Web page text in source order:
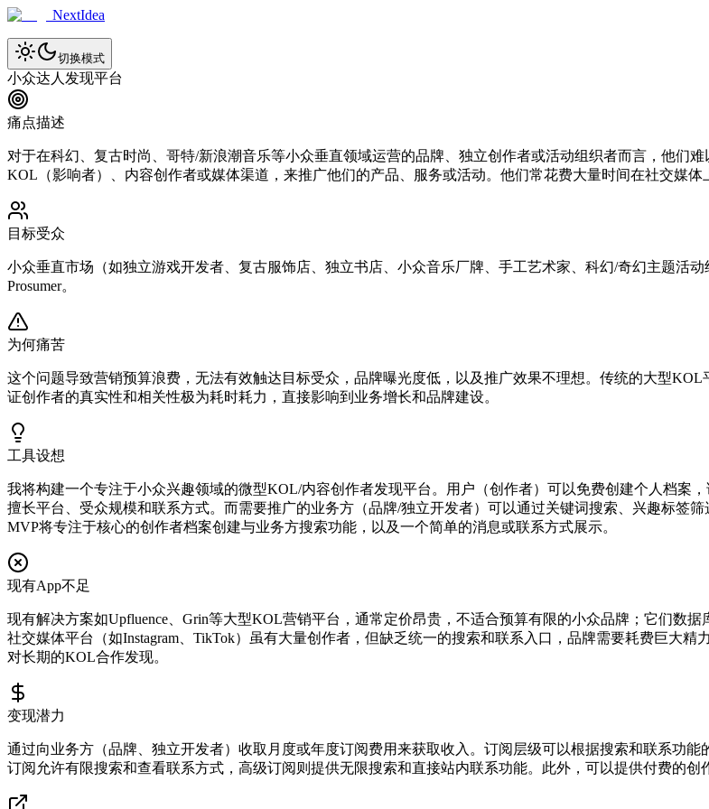
NextIdea
切换模式
小众达人发现平台
痛点描述
对于在科幻、复古时尚、哥特/新浪潮音乐等小众垂直领域运营的品牌、独立创作者或活动组织者而言，他们
KOL（影响者）、内容创作者或媒体渠道，来推广他们的产品、服务或活动。他们常花费大量时间在社交媒体
目标受众
小众垂直市场（如独立游戏开发者、复古服饰店、独立书店、小众音乐厂牌、手工艺术家、科幻/奇幻主题活
Prosumer。
为何痛苦
这个问题导致营销预算浪费，无法有效触达目标受众，品牌曝光度低，以及推广效果不理想。传统的大型
证创作者的真实性和相关性极为耗时耗力，直接影响到业务增长和品牌建设。
工具设想
我将构建一个专注于小众兴趣领域的微型KOL/内容创作者发现平台。用户（创作者）可以免费创建个人档案
擅长平台、受众规模和联系方式。而需要推广的业务方（品牌/独立开发者）可以通过关键词搜索、兴趣标签
MVP将专注于核心的创作者档案创建与业务方搜索功能，以及一个简单的消息或联系方式展示。
现有App不足
现有解决方案如Upfluence、Grin等大型KOL营销平台，通常定价昂贵，不适合预算有限的小众品牌；它们数
社交媒体平台（如Instagram、TikTok）虽有大量创作者，但缺乏统一的搜索和联系入口，品牌需要耗费巨大
对长期的KOL合作发现。
变现潜力
通过向业务方（品牌、独立开发者）收取月度或年度订阅费用来获取收入。订阅层级可以根据搜索和联系功
订阅允许有限搜索和查看联系方式，高级订阅则提供无限搜索和直接站内联系功能。此外，可以提供付费的创